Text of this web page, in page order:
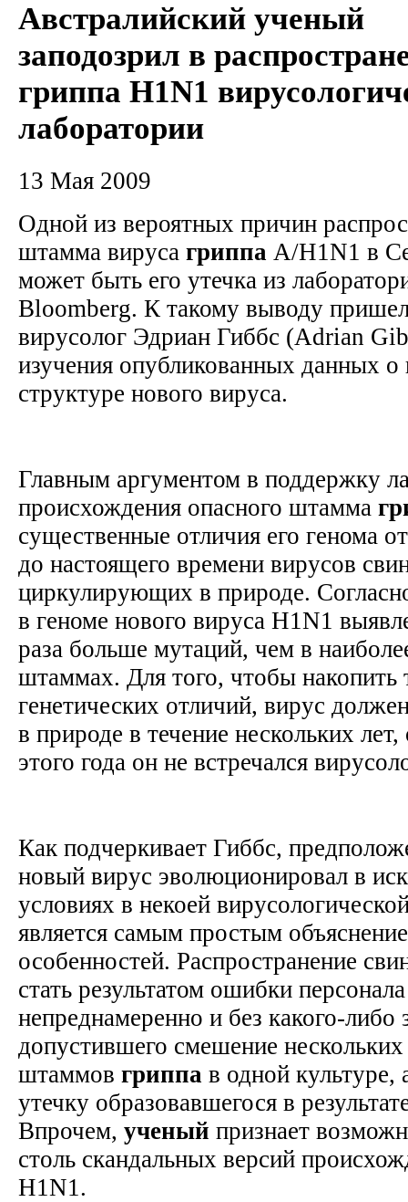
Австралийский ученый
заподозрил в
гриппа H1N1
лаборатории
13 Мая 2009
Одной из вероятных причин
штамма вируса гриппа A/H1N1 в
может быть его утечка из
Bloomberg. К такому выводу
вирусолог Эдриан Гиббс (Adrian
изучения опубликованных данных о
структуре нового вируса.
Главным аргументом в поддержку
происхождения опасного штамма
существенные отличия его генома
до настоящего времени вирусов
циркулирующих в природе.
в геноме нового вируса H1N1
раза больше мутаций, чем в
штаммах. Для того, чтобы накопить
генетических отличий, вирус
в природе в течение нескольких
этого года он не встречался
Как подчеркивает Гиббс,
новый вирус эволюционировал в
условиях в некоей
является самым простым
особенностей. Распространение
стать результатом ошибки
непреднамеренно и без какого-либо
допустившего смешение
штаммов гриппа в одной культуре,
утечку образовавшегося в
Впрочем, ученый признает
столь скандальных версий
H1N1.